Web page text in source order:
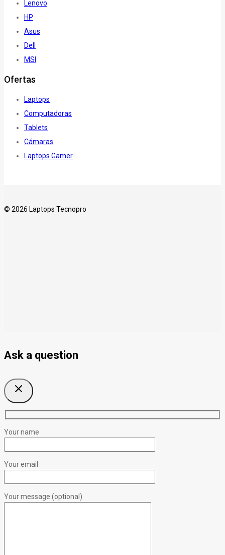
Lenovo
HP
Asus
Dell
MSI
Ofertas
Laptops
Computadoras
Tablets
Cámaras
Laptops Gamer
© 2026 Laptops Tecnopro
Ask a question
Your name
Your email
Your message (optional)